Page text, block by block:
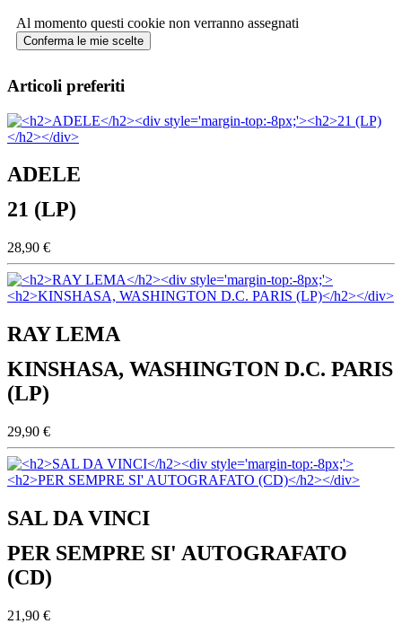
Al momento questi cookie non verranno assegnati
Conferma le mie scelte
Articoli preferiti
ADELE
21 (LP)
28,90 €
RAY LEMA
KINSHASA, WASHINGTON D.C. PARIS
(LP)
29,90 €
SAL DA VINCI
PER SEMPRE SI' AUTOGRAFATO
(CD)
21,90 €